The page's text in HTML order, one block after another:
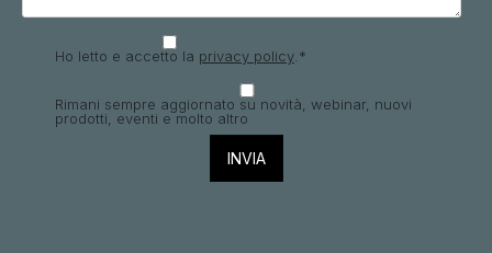
Ho letto e accetto la privacy policy *
Rimani sempre aggiornato su novità, webinar, nuovi
prodotti, eventi e molto altro